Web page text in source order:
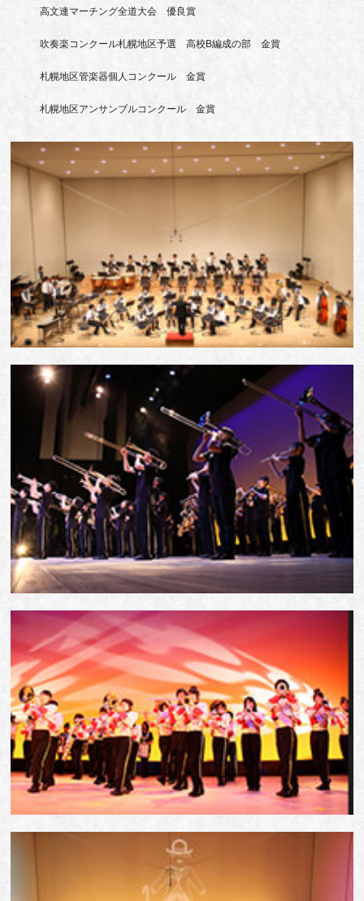
高文連マーチング全道大会 優良賞
吹奏楽コンクール札幌地区予選 高校B編成の部 金賞
札幌地区管楽器個人コンクール 金賞
札幌地区アンサンブルコンクール 金賞